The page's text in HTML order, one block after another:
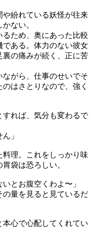
紛れている妖怪が往来
ない。
ため、奥にあった比較
ある。体力のない彼女
の痛みが続く、正に苦
がら、仕事のせいでそ
はさとりなので、強く
すれば、気分も変わるで
」
理。これをしっかり味
袋は恐ろしい。
とお腹空くわよ〜」
の量を見ると見ているだ
心で心配してくれてい